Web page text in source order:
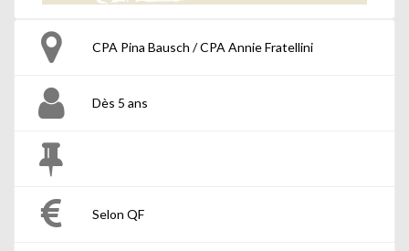
CPA Pina Bausch / CPA Annie Fratellini
Dès 5 ans
Selon QF